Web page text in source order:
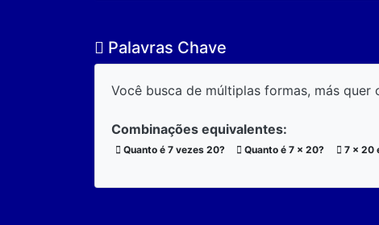
Palavras Chave
Você busca de múltiplas formas, más quer
Combinações equivalentes:
Quanto é 7 vezes 20? Quanto é 7 x 20? 7 x 20